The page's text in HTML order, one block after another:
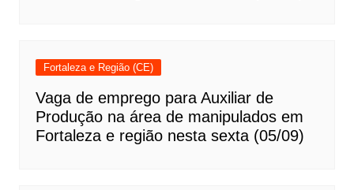
Fortaleza e Região (CE)
Vaga de emprego para Auxiliar de
Produção na área de manipulados em
Fortaleza e região nesta sexta (05/09)